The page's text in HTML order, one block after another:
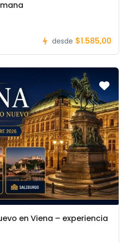
desde $1.585,00
en Viena – experiencia